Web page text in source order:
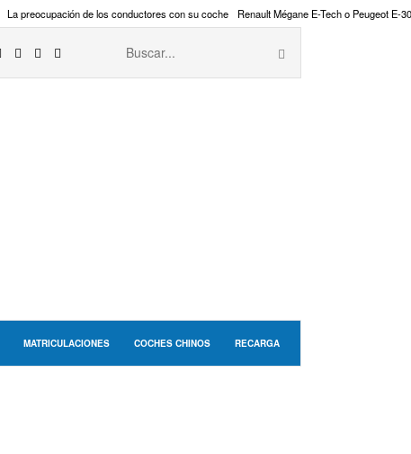
La preocupación de los conductores con su coche Renault Mégane E-Tech o Peugeot E-
MATRICULACIONES COCHES CHINOS RECARGA